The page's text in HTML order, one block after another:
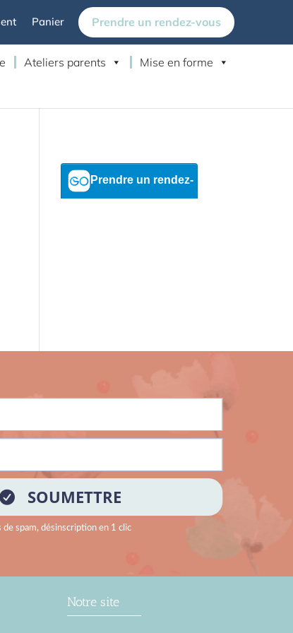
Panier Prendre un rendez-vous
Ateliers parents
Mise en forme
Notre site